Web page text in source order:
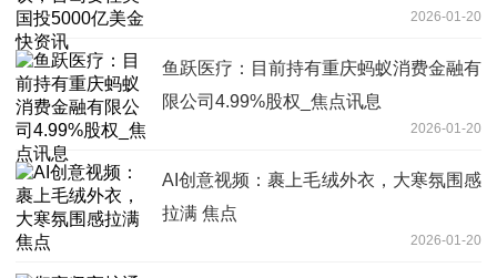
2026-01-20
鱼跃医疗：目前持有重庆蚂蚁消费金融有
限公司4.99%股权_焦点讯息
2026-01-20
AI创意视频：裹上毛绒外衣，大寒氛围感
拉满 焦点
2026-01-20